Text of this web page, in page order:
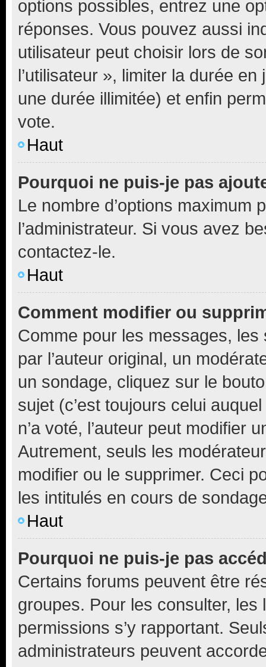
options possibles, entrez une
réponses. Vous pouvez aussi
utilisateur peut choisir lors de
l’utilisateur », limiter la durée
une durée illimitée) et enfin
vote.
Haut
Pourquoi ne puis-je pas
Le nombre d’options maximum
l’administrateur. Si vous avez
contactez-le.
Haut
Comment modifier ou
Comme pour les messages,
par l’auteur original, un
un sondage, cliquez sur le
sujet (c’est toujours celui
n’a voté, l’auteur peut modifier
Autrement, seuls les
modifier ou le supprimer. Ceci
les intitulés en cours de
Haut
Pourquoi ne puis-je pas
Certains forums peuvent être
groupes. Pour les consulter,
permissions s’y rapportant.
administrateurs peuvent